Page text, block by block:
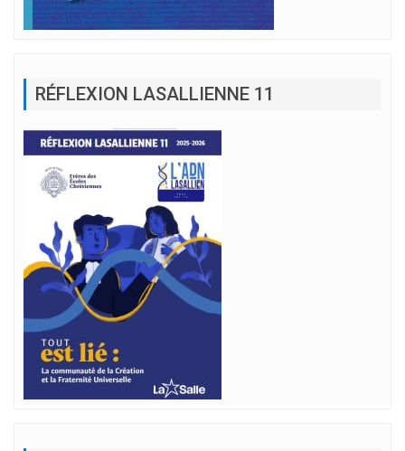
RÉFLEXION LASALLIENNE 11